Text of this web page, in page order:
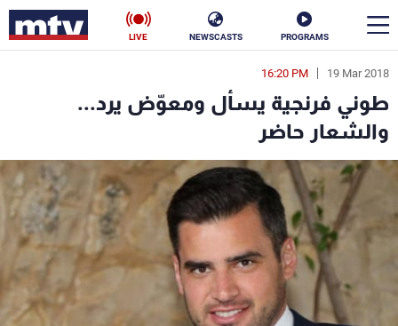
PROGRAMS
NEWSCASTS
LIVE
19 Mar 2018
16:20 PM
طوني فرنجية يسأل ومعوّض يرد...
والشعار حاضر
en
الأخبار
سياسة ناس
إقتصاد فن
منوعات رياضة
كأس العالم